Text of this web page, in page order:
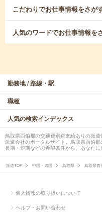
こだわりでお仕事情報をさが
人気のワードでお仕事情報を
勤務地 / 路線・駅
職種
人気の検索インデックス
鳥取県西伯郡の交通費別途支給ありの派
派遣会社のポータルサイト。鳥取県西伯
長期・短期などの希望条件から、あなたに
派遣TOP 中国・四国 鳥取県 鳥取県西
個人情報の取り扱いについて
ヘルプ・お問い合わせ